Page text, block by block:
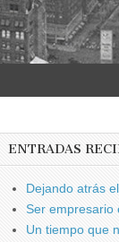
ENTRADAS
Dejando atrás
Ser empresario
Un tiempo que